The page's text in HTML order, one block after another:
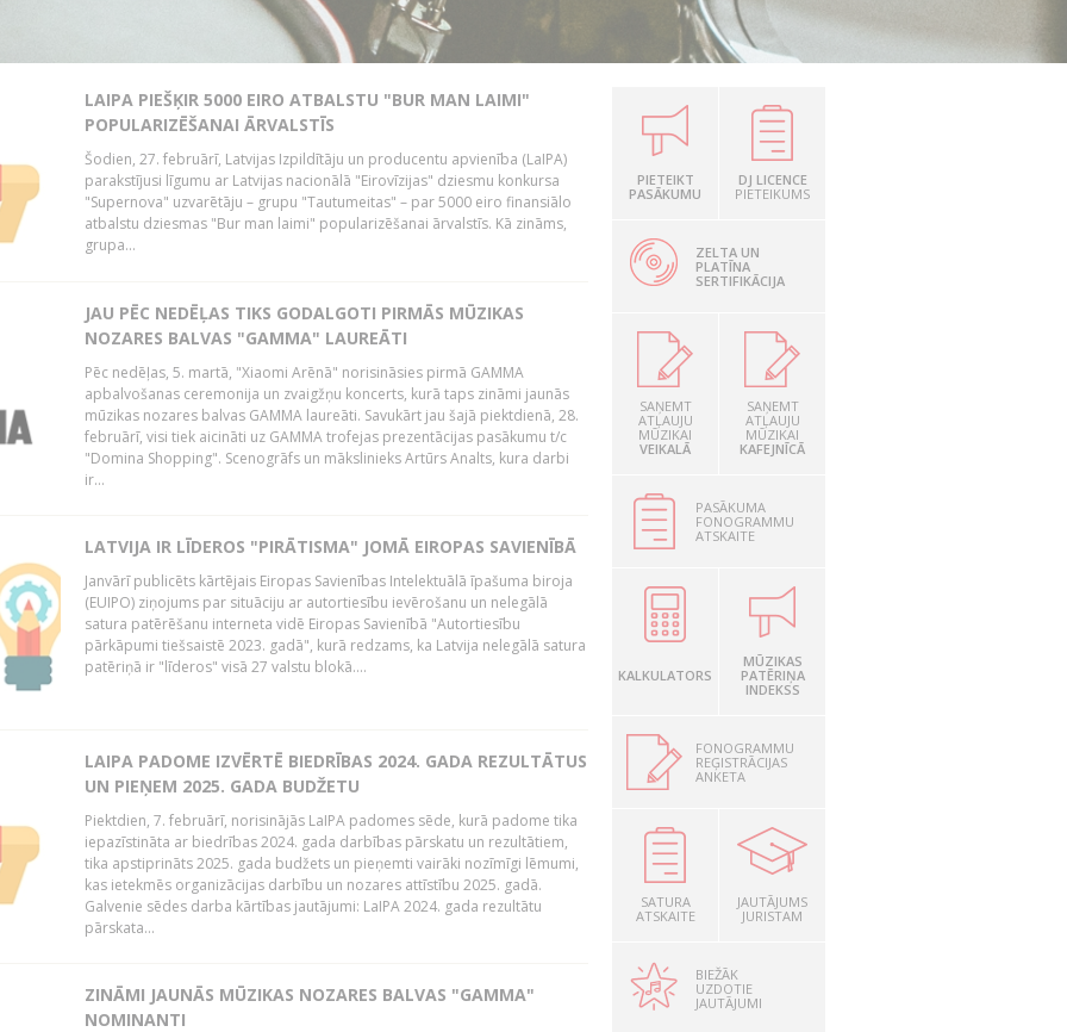
LAIPA PIEŠĶIR 5000 EIRO ATBALSTU "BUR MAN LAIMI"
POPULARIZĒŠANAI ĀRVALSTĪS
Šodien, 27. februārī, Latvijas Izpildītāju un producentu apvienība (LaIPA)
parakstījusi līgumu ar Latvijas nacionālā "Eirovīzijas" dziesmu konkursa
"Supernova" uzvarētāju – grupu "Tautumeitas" – par 5000 eiro finansiālo
atbalstu dziesmas "Bur man laimi" popularizēšanai ārvalstīs. Kā zināms,
grupa...
JAU PĒC NEDĒĻAS TIKS GODALGOTI PIRMĀS MŪZIKAS
NOZARES BALVAS "GAMMA" LAUREĀTI
Pēc nedēļas, 5. martā, "Xiaomi Arēnā" norisināsies pirmā GAMMA
apbalvošanas ceremonija un zvaigžņu koncerts, kurā taps zināmi jaunās
mūzikas nozares balvas GAMMA laureāti. Savukārt jau šajā piektdienā, 28.
februārī, visi tiek aicināti uz GAMMA trofejas prezentācijas pasākumu t/c
"Domina Shopping". Scenogrāfs un mākslinieks Artūrs Analts, kura darbi
ir...
LATVIJA IR LĪDEROS "PIRĀTISMA" JOMĀ EIROPAS SAVIENĪBĀ
Janvārī publicēts kārtējais Eiropas Savienības Intelektuālā īpašuma biroja
(EUIPO) ziņojums par situāciju ar autortiesību ievērošanu un nelegālā
satura patērēšanu interneta vidē Eiropas Savienībā "Autortiesību
pārkāpumi tiešsaistē 2023. gadā", kurā redzams, ka Latvija nelegālā satura
patēriņā ir "līderos" visā 27 valstu blokā....
LAIPA PADOME IZVĒRTĒ BIEDRĪBAS 2024. GADA REZULTĀTUS
UN PIEŅEM 2025. GADA BUDŽETU
Piektdien, 7. februārī, norisinājās LaIPA padomes sēde, kurā padome tika
iepazīstināta ar biedrības 2024. gada darbības pārskatu un rezultātiem,
tika apstiprināts 2025. gada budžets un pieņemti vairāki nozīmīgi lēmumi,
kas ietekmēs organizācijas darbību un nozares attīstību 2025. gadā.
Galvenie sēdes darba kārtības jautājumi: LaIPA 2024. gada rezultātu
pārskata...
ZINĀMI JAUNĀS MŪZIKAS NOZARES BALVAS "GAMMA"
NOMINANTI
PIETEIKT
PASĀKUMU
DJ LICENCE
PIETEIKUMS
ZELTA UN
PLATĪNA
SERTIFIKĀCIJA
SAŅEMT
ATĻAUJU
MŪZIKAI
VEIKALĀ
SAŅEMT
ATĻAUJU
MŪZIKAI
KAFEJNĪCĀ
PASĀKUMA
FONOGRAMMU
ATSKAITE
KALKULATORS
MŪZIKAS
PATĒRIŅA
INDEKSS
FONOGRAMMU
REĢISTRĀCIJAS
ANKETA
SATURA
ATSKAITE
JAUTĀJUMS
JURISTAM
BIEŽĀK
UZDOTIE
JAUTĀJUMI